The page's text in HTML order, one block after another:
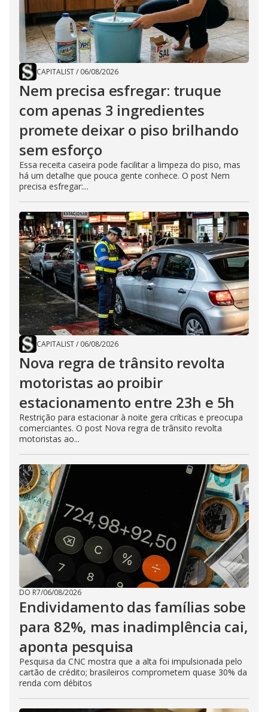
CAPITALIST/ 06/08/2026
Nem precisa esfregar: truque
com apenas 3 ingredientes
promete deixar o piso brilhando
sem esforço
Essa receita caseira pode facilitar a limpeza do piso, mas
há um detalhe que pouca gente conhece. O post Nem
precisa esfregar:...
CAPITALIST/ 06/08/2026
Nova regra de trânsito revolta
motoristas ao proibir
estacionamento entre 23h e 5h
Restrição para estacionar à noite gera críticas e preocupa
comerciantes. O post Nova regra de trânsito revolta
motoristas ao...
DO R7/06/08/2026
Endividamento das famílias sobe
para 82%, mas inadimplência cai,
aponta pesquisa
Pesquisa da CNC mostra que a alta foi impulsionada pelo
cartão de crédito; brasileiros comprometem quase 30% da
renda com débitos